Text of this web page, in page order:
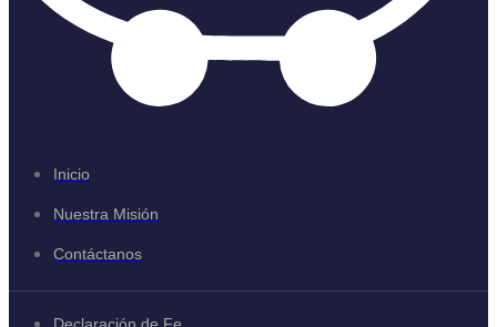
Inicio
Nuestra Misión
Contáctanos
Declaración de Fe